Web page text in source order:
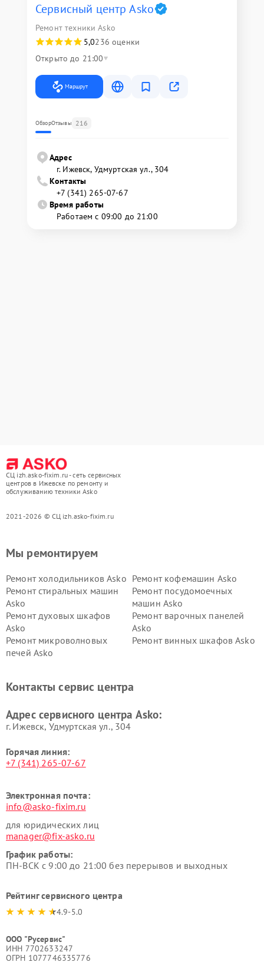
Сервисный центр Asko
Ремонт техники Asko
5,0236 оценки
Открыто до 21:00
Маршрут
ОбзорОтзывы 216
Адрес
г. Ижевск, Удмуртская ул., 304
Контакты
+7 (341) 265-07-67
Время работы
Работаем с 09:00 до 21:00
СЦ izh.asko-fixim.ru - сеть сервисных
центров в Ижевске по ремонту и
обслуживанию техники Asko
2021-2026 © СЦ izh.asko-fixim.ru
Мы ремонтируем
Ремонт холодильников Asko Ремонт кофемашин Asko
Ремонт стиральных машин
Asko
Ремонт посудомоечных
машин Asko
Ремонт духовых шкафов
Asko
Ремонт варочных панелей
Asko
Ремонт микроволновых
печей Asko
Ремонт винных шкафов Asko
Ремонт подогревателей
Ремонт промышленных
Asko
Контакты сервис центра
Адрес сервисного центра Asko:
г. Ижевск, Удмуртская ул., 304
Горячая линия:
+7 (341) 265-07-67
Электронная почта:
info@asko-fixim.ru
для юридических лиц
manager@fix-asko.ru
График работы:
ПН-ВСК с 9:00 до 21:00 без перерывов и выходных
Рейтинг сервисного центра
4.9-5.0
ООО "Русервис"
ИНН 7702633247
ОГРН 1077746335776